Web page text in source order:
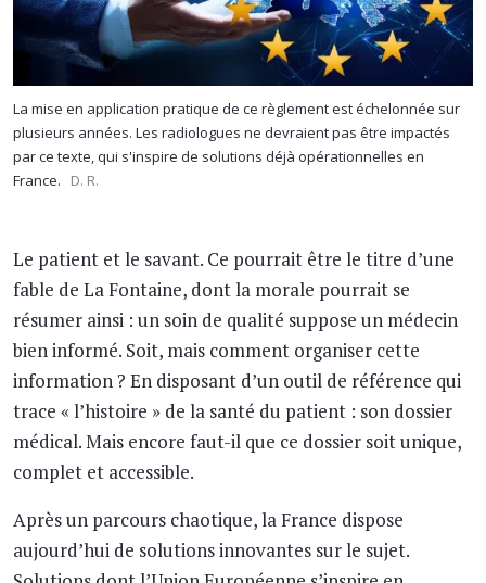
La mise en application pratique de ce règlement est échelonnée sur
plusieurs années. Les radiologues ne devraient pas être impactés
par ce texte, qui s'inspire de solutions déjà opérationnelles en
France.
D. R.
Le patient et le savant. Ce pourrait être le titre d’une
fable de La Fontaine, dont la morale pourrait se
résumer ainsi : un soin de qualité suppose un médecin
bien informé. Soit, mais comment organiser cette
information ? En disposant d’un outil de référence qui
trace « l’histoire » de la santé du patient : son dossier
médical. Mais encore faut-il que ce dossier soit unique,
complet et accessible.
Après un parcours chaotique, la France dispose
aujourd’hui de solutions innovantes sur le sujet.